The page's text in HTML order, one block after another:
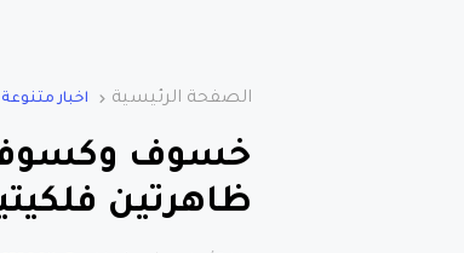
الصفحة الرئيسية اخبار متنوعة
خسوف وكسوف
ظاهرتين